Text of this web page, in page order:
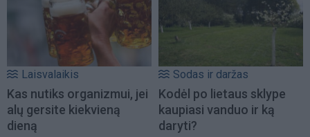
Laisvalaikis
Kas nutiks organizmui, jei
alų gersite kiekvieną
dieną
Sodas ir daržas
Kodėl po lietaus sklype
kaupiasi vanduo ir ką
daryti?